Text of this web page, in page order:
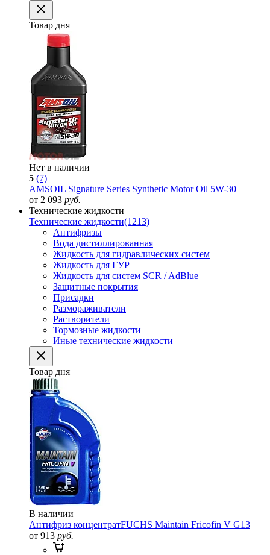
Товар дня
Нет в наличии
5 (7)
AMSOIL Signature Series Synthetic Motor Oil 5W-30
от 2 093 руб.
Технические жидкости
Технические жидкости(1213)
Антифризы
Вода дистиллированная
Жидкость для гидравлических систем
Жидкость для ГУР
Жидкость для систем SCR / AdBlue
Защитные покрытия
Присадки
Размораживатели
Растворители
Тормозные жидкости
Иные технические жидкости
Товар дня
В наличии
Антифриз концентратFUCHS Maintain Fricofin V G13
от 913 руб.